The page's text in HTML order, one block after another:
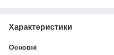
Характеристики
Основні